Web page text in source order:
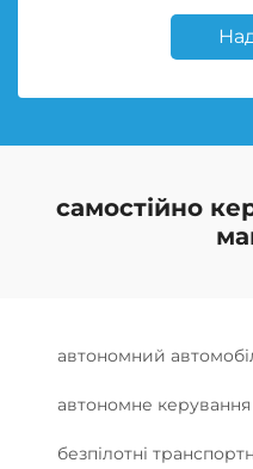
самостійно
автономний
автономне керування
безпілотні